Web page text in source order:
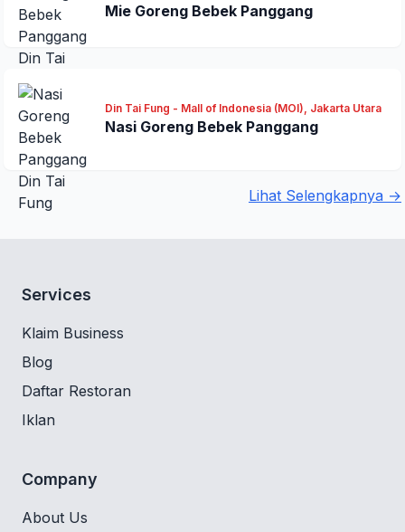
Mie Goreng Bebek Panggang
Din Tai Fung - Mall of Indonesia (MOI), Jakarta Utara
Nasi Goreng Bebek Panggang
Lihat Selengkapnya →
Services
Klaim Business
Blog
Daftar Restoran
Iklan
Company
About Us